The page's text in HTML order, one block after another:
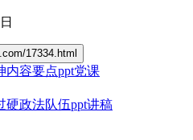
17334.html
内容要点ppt党课
硬政法队伍ppt讲稿